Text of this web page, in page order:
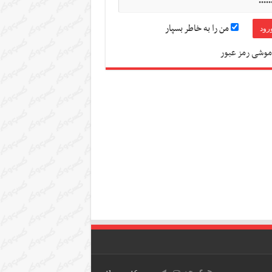
من را به خاطر بسپار
رمز عبور